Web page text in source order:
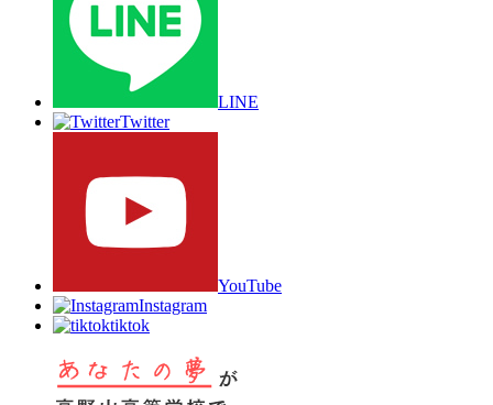
LINE
Twitter
YouTube
Instagram
tiktok